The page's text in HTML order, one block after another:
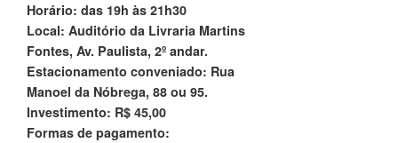
Horário: das 19h às 21h30
Local: Auditório da Livraria Martins
Fontes, Av. Paulista, 2º andar.
Estacionamento conveniado: Rua
Manoel da Nóbrega, 88 ou 95.
Investimento: R$ 45,00
Formas de pagamento: